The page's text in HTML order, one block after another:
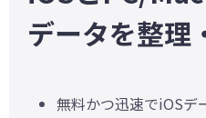
データを整理
無料かつ迅速でiOSデ